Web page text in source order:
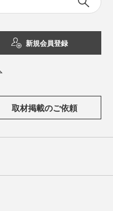
新規会員登録
取材掲載のご依頼